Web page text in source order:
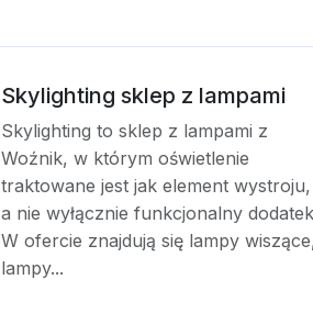
Skylighting sklep z lampami
Skylighting to sklep z lampami z
Woźnik, w którym oświetlenie
traktowane jest jak element wystroju,
a nie wyłącznie funkcjonalny
W ofercie znajdują się lampy
lampy...